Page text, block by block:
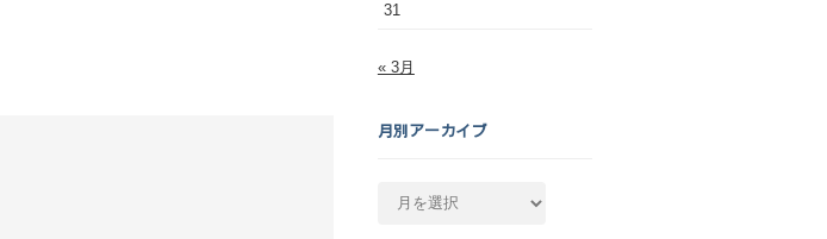
31
« 3月
月別アーカイブ